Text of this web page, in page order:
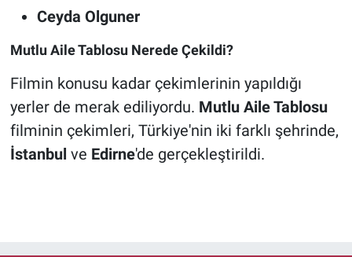
Ceyda Olguner
Mutlu Aile Tablosu Nerede Çekildi?
Filmin konusu kadar çekimlerinin yapıldığı
yerler de merak ediliyordu. Mutlu Aile Tablosu
filminin çekimleri, Türkiye'nin iki farklı şehrinde,
İstanbul ve Edirne'de gerçekleştirildi.